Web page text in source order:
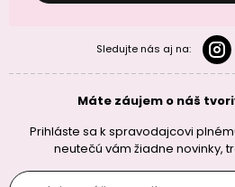
Sledujte nás aj na:
Máte záujem o náš
Prihláste sa k spravodajcovi
neutečú vám žiadne novinky,